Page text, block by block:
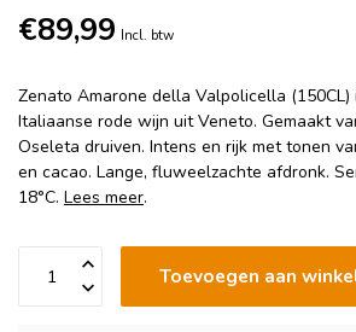
€89,99 Incl. btw
Zenato Amarone della Valpolicella (150CL)
Italiaanse rode wijn uit Veneto. Gemaakt
Oseleta druiven. Intens en rijk met tonen
en cacao. Lange, fluweelzachte afdronk.
18°C. Lees meer.
Toevoegen aan